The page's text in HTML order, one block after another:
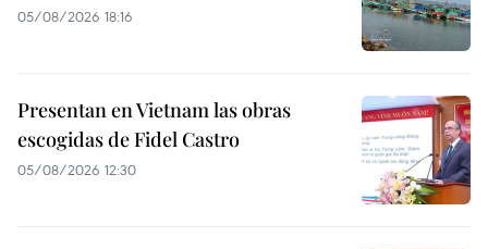
05/08/2026 18:16
Presentan en Vietnam las obras
escogidas de Fidel Castro
05/08/2026 12:30